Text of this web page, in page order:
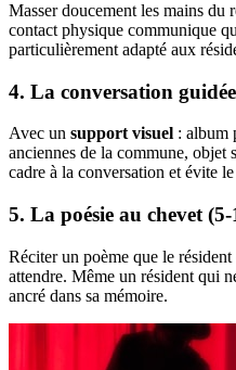
Masser doucement les mains du
contact physique communique
particulièrement adapté aux
4. La conversation
Avec un support visuel : album
anciennes de la commune,
cadre à la conversation et évite
5. La poésie au chevet
Réciter un poème que le
attendre. Même un résident qui
ancré dans sa mémoire.